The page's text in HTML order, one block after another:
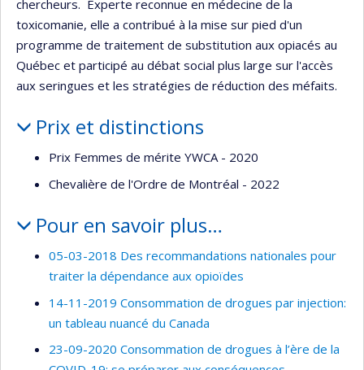
chercheurs. Experte reconnue en médecine de la
toxicomanie, elle a contribué à la mise sur pied d'un
programme de traitement de substitution aux opiacés au
Québec et participé au débat social plus large sur l'accès
aux seringues et les stratégies de réduction des méfaits.
Prix et distinctions
Prix Femmes de mérite YWCA - 2020
Chevalière de l'Ordre de Montréal - 2022
Pour en savoir plus…
05-03-2018 Des recommandations nationales pour
traiter la dépendance aux opioïdes
14-11-2019 Consommation de drogues par injection:
un tableau nuancé du Canada
23-09-2020 Consommation de drogues à l’ère de la